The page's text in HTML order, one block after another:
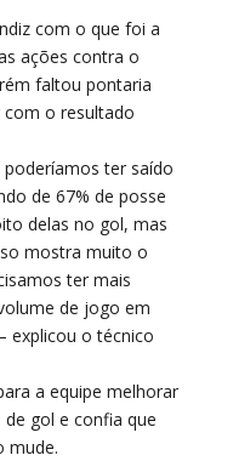
com o que foi a
ações contra o
faltou pontaria
com o resultado
ter saído
de 67% de posse
delas no gol, mas
mostra muito o
ter mais
de jogo em
explicou o técnico
a equipe melhorar
gol e confia que
mude.